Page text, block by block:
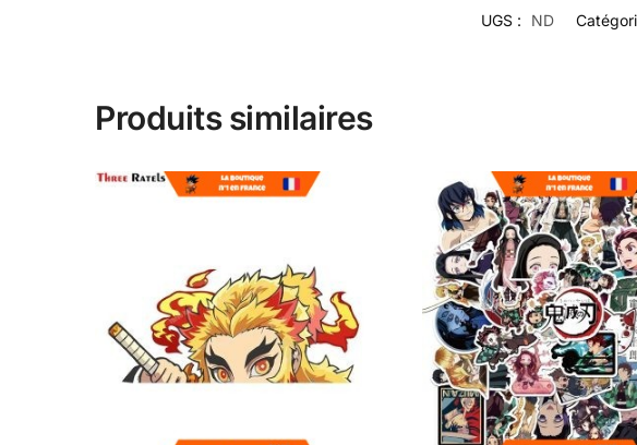
UGS : ND
Produits similaires